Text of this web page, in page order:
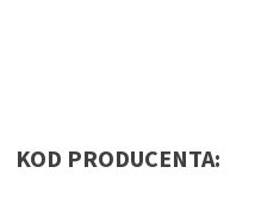
KOD PRODUCENTA: